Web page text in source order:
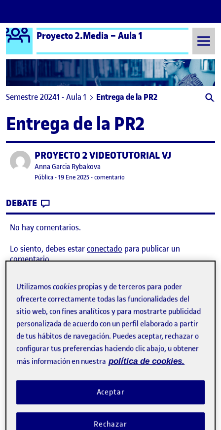
Saltar al contenido
Logo Ágora
Proyecto 2.Media – Aula 1
Semestre 20241 - Aula 1 Entrega de la PR2
Entrega de la PR2
Publicado porPROYECTO 2 VIDEOTUTORIAL VJ
Publicado por
Anna Garcia Rybakova
Visibilidad:
Pública-Fecha de publicación
19 Ene 2025-comentario
DEBATE
No hay comentarios.
Lo siento, debes estarconectado para publicar un
comentario.
Publicado porPR2 Proyecto 2 Media
Publicado por
Ivan Torres Ramos
Visibilidad:
Pública-Fecha de publicación
16 Ene 202516 enero, 2025 10:41 pm
-comentarioen PR2 Proyecto 2 Media
DEBATE CONTRIBUTION
0
EN PR2 PROYECTO 2 MEDIA
Lo siento, debes estarconectadopara publicar un
comentario.
Utilizamoscookies propias y de terceros para poder
ofrecerte correctamente todas las funcionalidades del
sitio web, con fines analíticos y para mostrarte publicidad
personalizada de acuerdo con un perfil elaborado a partir
de tus hábitos de navegación. Puedes aceptar, rechazar o
configurar tus preferencias haciendo clic abajo, u obtener
más información en nuestra política de cookies.
Rechazar
Aceptar